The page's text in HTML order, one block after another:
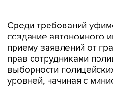
приему заявлений от
прав сотрудниками
выборности
уровней, начиная с
Также активисты